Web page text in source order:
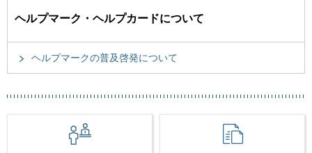
ヘルプマーク・ヘルプカードについて
ヘルプマークの普及啓発について